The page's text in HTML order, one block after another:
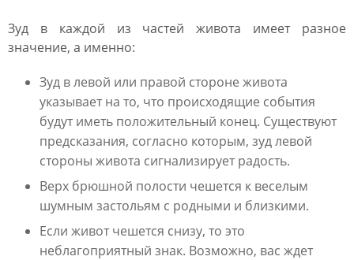
Зуд в каждой из частей живота имеет разное
значение, а именно:
Зуд в левой или правой стороне живота
указывает на то, что происходящие события
будут иметь положительный конец. Существуют
предсказания, согласно которым, зуд левой
стороны живота сигнализирует радость.
Верх брюшной полости чешется к веселым
шумным застольям с родными и близкими.
Если живот чешется снизу, то это
неблагоприятный знак. Возможно, вас ждет